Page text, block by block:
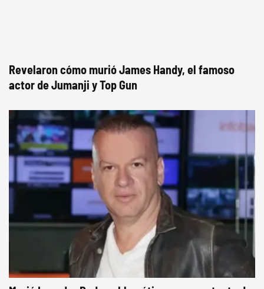
Revelaron cómo murió James Handy, el famoso
actor de Jumanji y Top Gun